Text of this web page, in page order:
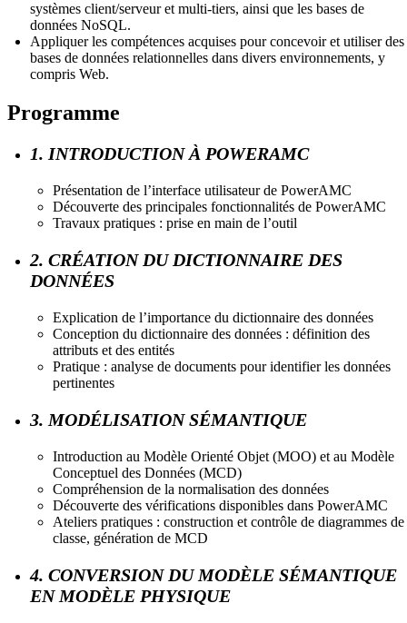
systèmes client/serveur et multi-tiers, ainsi que les bases de
données NoSQL.
Appliquer les compétences acquises pour concevoir et utiliser des
bases de données relationnelles dans divers environnements, y
compris Web.
Programme
1. INTRODUCTION À POWERAMC
Présentation de l’interface utilisateur de PowerAMC
Découverte des principales fonctionnalités de PowerAMC
Travaux pratiques : prise en main de l’outil
2. CRÉATION DU DICTIONNAIRE DES
DONNÉES
Explication de l’importance du dictionnaire des données
Conception du dictionnaire des données : définition des
attributs et des entités
Pratique : analyse de documents pour identifier les données
pertinentes
3. MODÉLISATION SÉMANTIQUE
Introduction au Modèle Orienté Objet (MOO) et au Modèle
Conceptuel des Données (MCD)
Compréhension de la normalisation des données
Découverte des vérifications disponibles dans PowerAMC
Ateliers pratiques : construction et contrôle de diagrammes de
classe, génération de MCD
4. CONVERSION DU MODÈLE SÉMANTIQUE
EN MODÈLE PHYSIQUE